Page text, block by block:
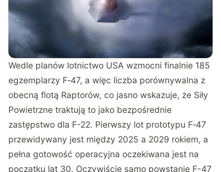
Wedle planów lotnictwo USA wzmocni finalnie 185
egzemplarzy F‑47, a więc liczba porównywalna z
obecną flotą Raptorów, co jasno wskazuje, że Siły
Powietrzne traktują to jako bezpośrednie
zastępstwo dla F-22. Pierwszy lot prototypu F‑47
przewidywany jest między 2025 a 2029 rokiem, a
pełna gotowość operacyjna oczekiwana jest na
początku lat 30. Oczywiście samo powstanie F-47